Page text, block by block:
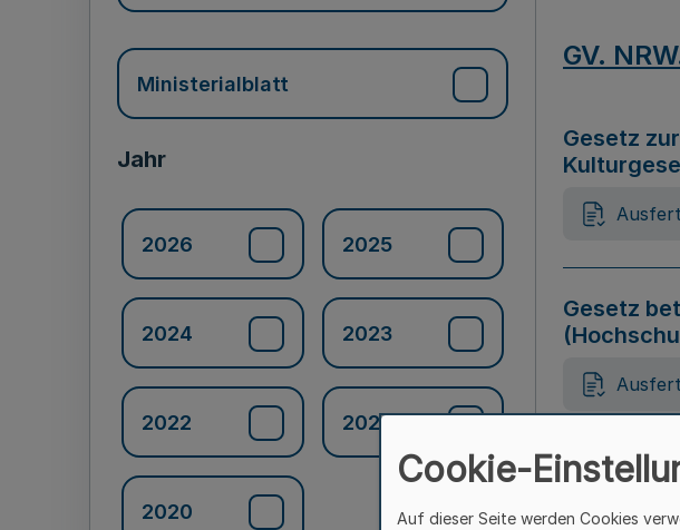
Ministerialblatt
Jahr
2026 2025
2024 2023
2022 2021
2020
GV.
Gesetz
Gesetz
Gesetz
Cookie-
Auf dieser Seite werden Cookies